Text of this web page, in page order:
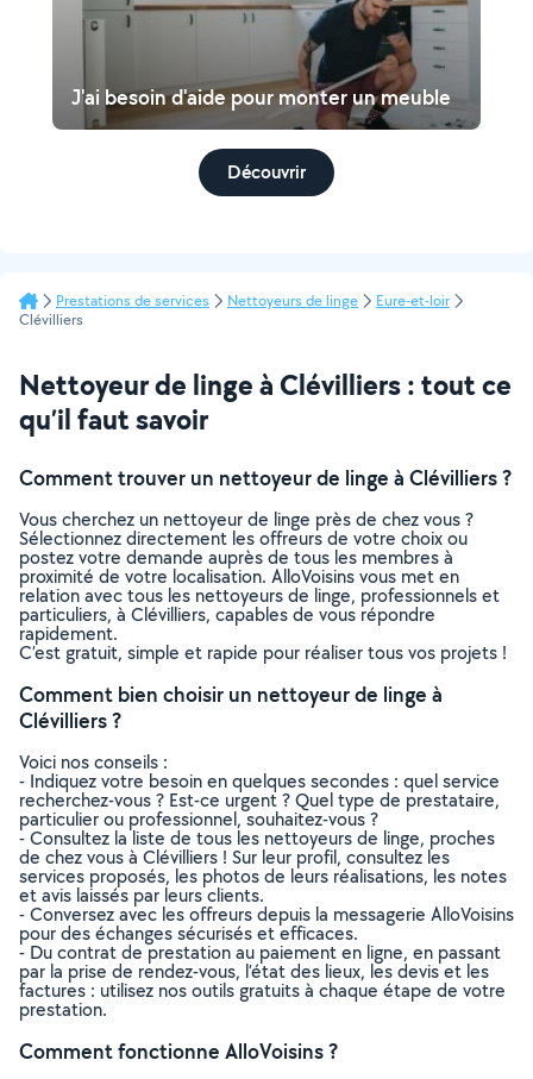
J'ai besoin d'aide pour monter un meuble
Découvrir
Prestations de services Nettoyeurs de linge
Eure-et-loir
Clévilliers
Nettoyeur de linge à Clévilliers : tout ce
qu’il faut savoir
Comment trouver un nettoyeur de linge à Clévilliers ?
Vous cherchez un nettoyeur de linge près de chez vous ?
Sélectionnez directement les offreurs de votre choix ou
postez votre demande auprès de tous les membres à
proximité de votre localisation. AlloVoisins vous met en
relation avec tous les nettoyeurs de linge, professionnels et
particuliers, à Clévilliers, capables de vous répondre
rapidement.
C’est gratuit, simple et rapide pour réaliser tous vos projets !
Comment bien choisir un nettoyeur de linge à
Clévilliers ?
Voici nos conseils :
- Indiquez votre besoin en quelques secondes : quel service
recherchez-vous ? Est-ce urgent ? Quel type de prestataire,
particulier ou professionnel, souhaitez-vous ?
- Consultez la liste de tous les nettoyeurs de linge, proches
de chez vous à Clévilliers ! Sur leur profil, consultez les
services proposés, les photos de leurs réalisations, les notes
et avis laissés par leurs clients.
- Conversez avec les offreurs depuis la messagerie AlloVoisins
pour des échanges sécurisés et efficaces.
- Du contrat de prestation au paiement en ligne, en passant
par la prise de rendez-vous, l’état des lieux, les devis et les
factures : utilisez nos outils gratuits à chaque étape de votre
prestation.
Comment fonctionne AlloVoisins ?